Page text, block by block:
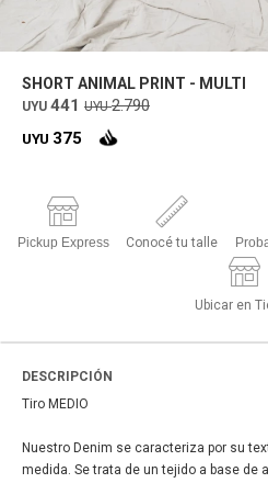
SHORT ANIMAL PRINT - MULTI
UYU 441 UYU 2.790
UYU 375
Pickup Express Conocé tu talle
Ubicar en
DESCRIPCIÓN
Tiro MEDIO
Nuestro Denim se caracteriza por su
medida. Se trata de un tejido a base de